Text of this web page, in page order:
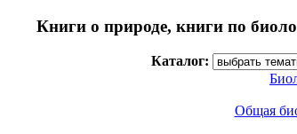
Книги о природе, книги по
Каталог:
Общая